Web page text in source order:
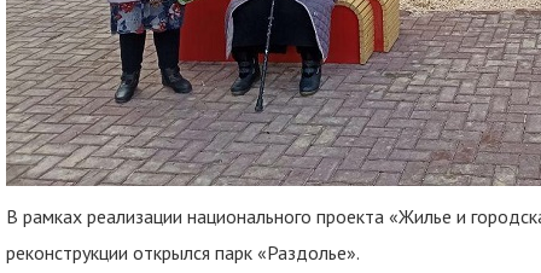
В рамках реализации национального проекта «Жилье и
реконструкции открылся парк «Раздолье».